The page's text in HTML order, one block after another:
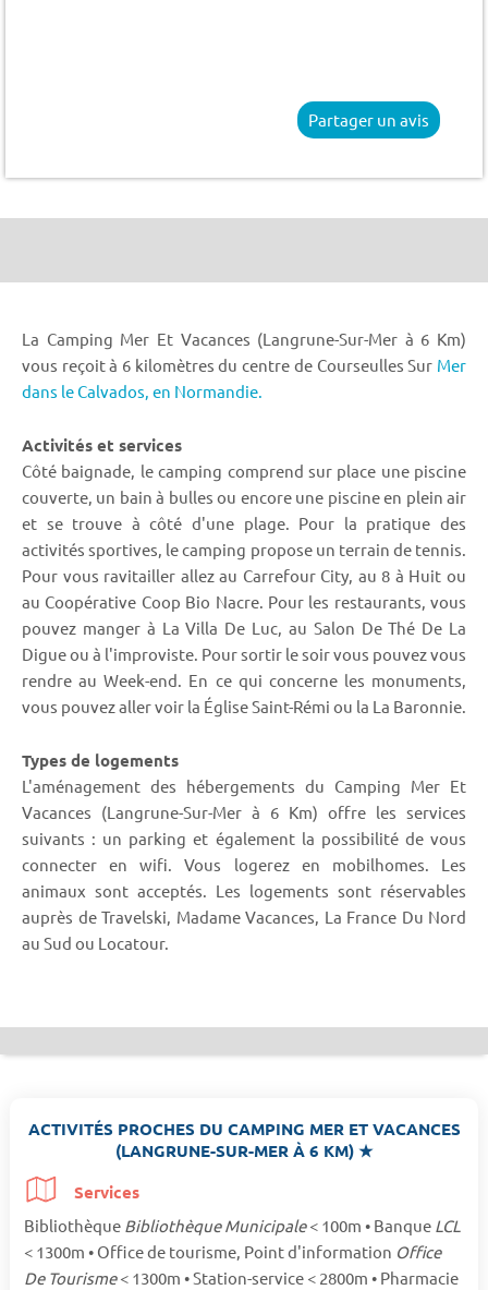
Partager un avis
La Camping Mer Et Vacances (Langrune-Sur-Mer à 6 Km)
vous reçoit à 6 kilomètres du centre de Courseulles Sur Mer
dans le Calvados, en Normandie.
Activités et services
Côté baignade, le camping comprend sur place une piscine
couverte, un bain à bulles ou encore une piscine en plein air
et se trouve à côté d'une plage. Pour la pratique des
activités sportives, le camping propose un terrain de tennis.
Pour vous ravitailler allez au Carrefour City, au 8 à Huit ou
au Coopérative Coop Bio Nacre. Pour les restaurants, vous
pouvez manger à La Villa De Luc, au Salon De Thé De La
Digue ou à l'improviste. Pour sortir le soir vous pouvez vous
rendre au Week-end. En ce qui concerne les monuments,
vous pouvez aller voir la Église Saint-Rémi ou la La Baronnie.
Types de logements
L'aménagement des hébergements du Camping Mer Et
Vacances (Langrune-Sur-Mer à 6 Km) offre les services
suivants : un parking et également la possibilité de vous
connecter en wifi. Vous logerez en mobilhomes. Les
animaux sont acceptés. Les logements sont réservables
auprès de Travelski, Madame Vacances, La France Du Nord
au Sud ou Locatour.
ACTIVITÉS PROCHES DU CAMPING MER ET VACANCES
(LANGRUNE-SUR-MER À 6 KM) ★
Services
Bibliothèque Bibliothèque Municipale< 100m • Banque LCL
< 1300m • Office de tourisme, Point d'information Office
De Tourisme< 1300m • Station-service < 2800m • Pharmacie